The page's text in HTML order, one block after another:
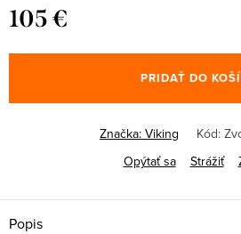
105 €
cena:
PRIDAŤ DO
Značka: Viking Kód:
Opýtať sa
Strážiť
Popis